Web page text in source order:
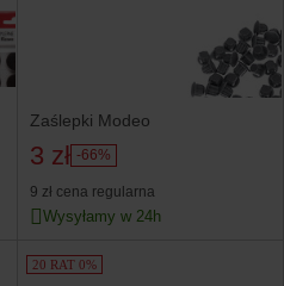
Zaślepki Modeo
3 zł -66%
9 zł cena regularna
Wysyłamy w 24h
20 RAT 0%